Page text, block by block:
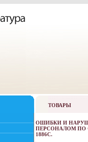
ТОВАРЫ
ОШИБКИ И
ПЕРСОНАЛОМ ПО
1886C.